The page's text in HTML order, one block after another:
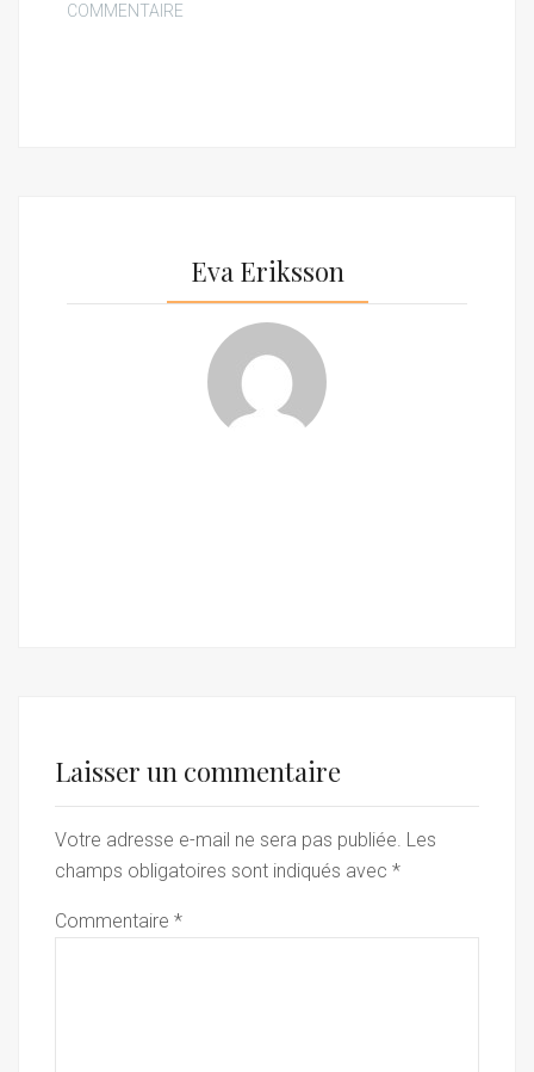
COMMENTAIRE
Eva Eriksson
Laisser un commentaire
Votre adresse e-mail ne sera pas publiée. Les
champs obligatoires sont indiqués avec *
Commentaire *